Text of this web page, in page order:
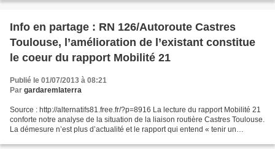
Info en partage : RN 126/Autoroute Castres
Toulouse, l’amélioration de l’existant constitue
le coeur du rapport Mobilité 21
Publié le 01/07/2013 à 08:21
Par gardaremlaterra
Source : http://alternatifs81.free.fr/?p=8916 La lecture du rapport Mobilité 21
conforte notre analyse de la situation de la liaison routière Castres Toulouse.
La démesure n’est plus d’actualité et le rapport qui entend « tenir un